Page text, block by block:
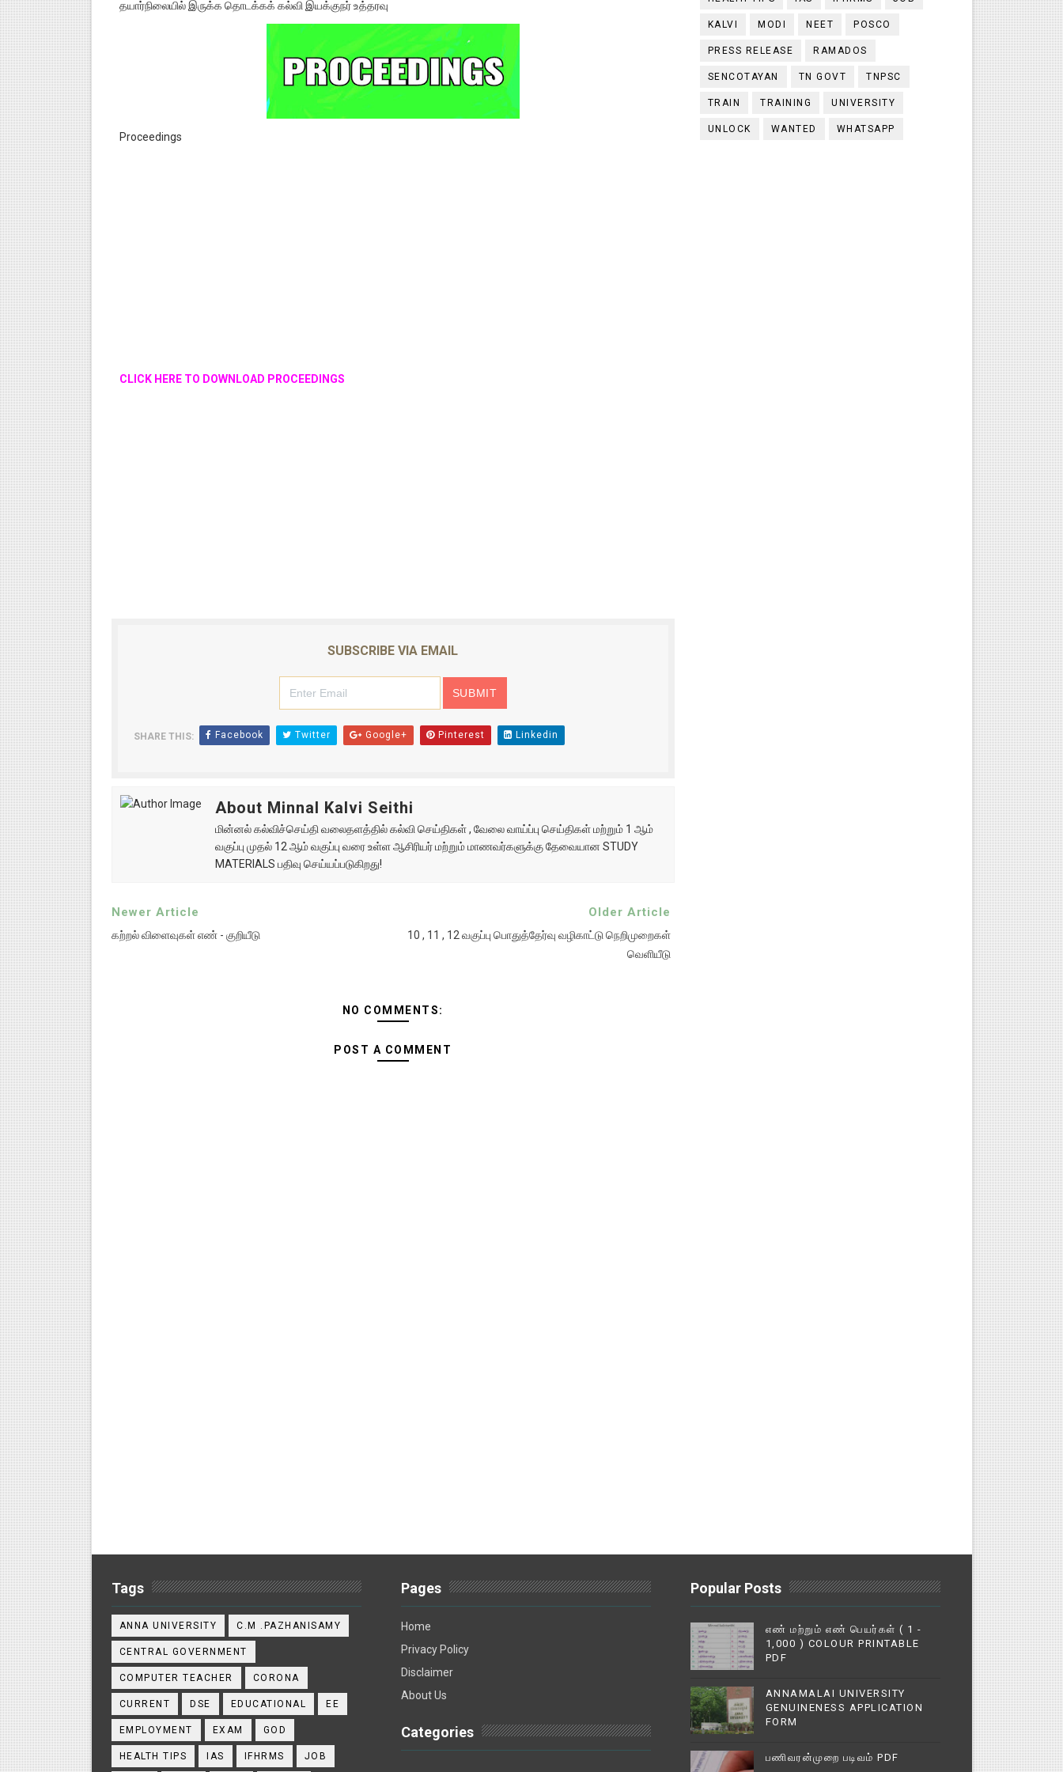
தயார்நிலையில் இருக்க தொடக்கக் கல்வி இயக்குநர் உத்தரவு
Proceedings
CLICK HERE TO DOWNLOAD PROCEEDINGS
SUBSCRIBE VIA EMAIL
SHARE THIS: Facebook Twitter Google+ Pinterest Linkedin
About Minnal Kalvi Seithi
மின்னல் கல்விச்செய்தி வலைதளத்தில் கல்வி செய்திகள் , வேலை வாய்ப்பு செய்திகள் மற்றும் 1 ஆம்
வகுப்பு முதல் 12 ஆம் வகுப்பு வரை உள்ள ஆசிரியர் மற்றும் மாணவர்களுக்கு தேவையான STUDY
MATERIALS பதிவு செய்யப்படுகிறது!
Newer Article
கற்றல் விளைவுகள் எண் - குறியீடு
Older Article
10 , 11 , 12 வகுப்பு பொதுத்தேர்வு வழிகாட்டு நெறிமுறைகள்
வெளியீடு
NO COMMENTS:
POST A COMMENT
KALVI MODI NEET POSCO
PRESS RELEASE RAMADOS
SENCOTAYAN TN GOVT TNPSC
TRAIN TRAINING UNIVERSITY
UNLOCK WANTED WHATSAPP
Tags
ANNA UNIVERSITY C.M .PAZHANISAMY
CENTRAL GOVERNMENT
COMPUTER TEACHER CORONA
CURRENT DSE EDUCATIONAL EE
EMPLOYMENT EXAM GOD
HEALTH TIPS IAS IFHRMS JOB
Pages
Home
Privacy Policy
Disclaimer
About Us
Categories
Popular Posts
எண் மற்றும் எண் பெயர்கள் ( 1 -
1,000 ) COLOUR PRINTABLE
PDF
ANNAMALAI UNIVERSITY
GENUINENESS APPLICATION
FORM
பணிவரன்முறை படிவம் PDF